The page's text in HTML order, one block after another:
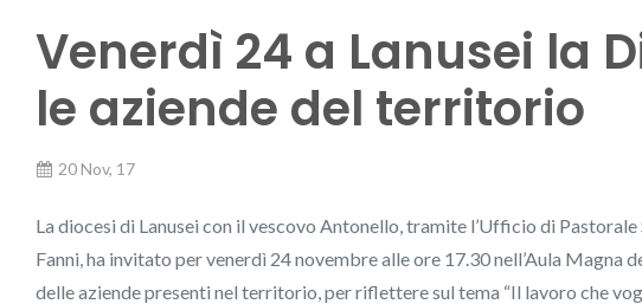
Venerdì 24 a Lanusei la
le aziende del territorio
20 Nov, 17
La diocesi di Lanusei con il vescovo Antonello, tramite l’Ufficio di
Fanni, ha invitato per venerdì 24 novembre alle ore 17.30 nell’Aula Magna
delle aziende presenti nel territorio, per riflettere sul tema “Il lavoro che